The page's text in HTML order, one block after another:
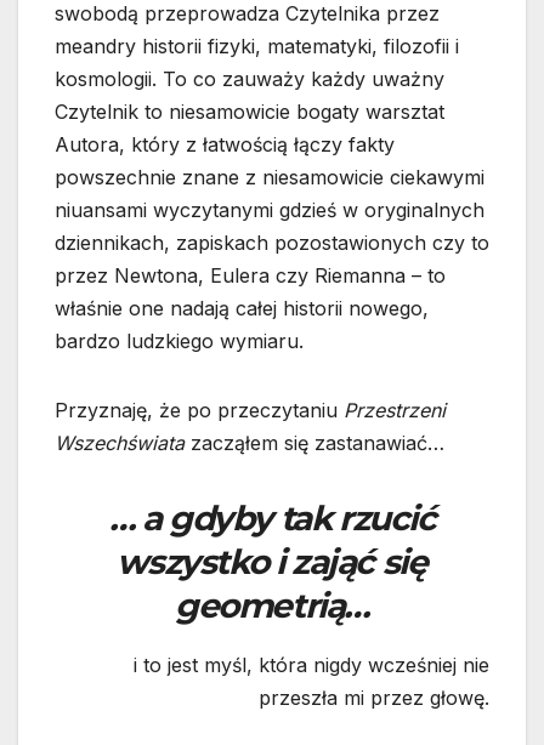
swobodą przeprowadza Czytelnika przez
meandry historii fizyki, matematyki, filozofii i
kosmologii. To co zauważy każdy uważny
Czytelnik to niesamowicie bogaty warsztat
Autora, który z łatwością łączy fakty
powszechnie znane z niesamowicie ciekawymi
niuansami wyczytanymi gdzieś w oryginalnych
dziennikach, zapiskach pozostawionych czy to
przez Newtona, Eulera czy Riemanna – to
właśnie one nadają całej historii nowego,
bardzo ludzkiego wymiaru.
Przyznaję, że po przeczytaniu Przestrzeni
Wszechświatazacząłem się zastanawiać…
… a gdyby tak rzucić
wszystko i zająć się
geometrią…
i to jest myśl, która nigdy wcześniej nie
przeszła mi przez głowę.